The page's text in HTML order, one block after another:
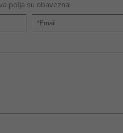
polja su obavezna!